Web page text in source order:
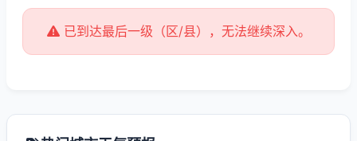
已到达最后一级（区/县），无法继续深入。